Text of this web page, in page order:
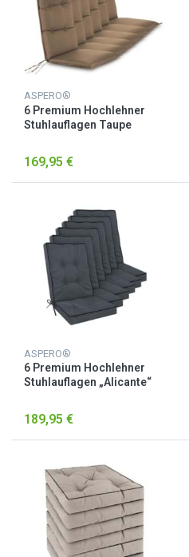
ASPERO®
6 Premium Hochlehner
Stuhlauflagen Taupe
169,95 €
ASPERO®
6 Premium Hochlehner
Stuhlauflagen „Alicante“
189,95 €